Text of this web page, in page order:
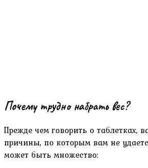
Почему трудно набрать вес?
Прежде чем говорить о таблетках,
причины, по которым вам не
может быть множество: